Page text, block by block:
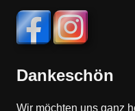
Dankeschön
Wir möchten uns ganz